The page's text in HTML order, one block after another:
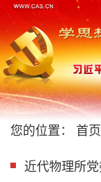
您的位置： 首页